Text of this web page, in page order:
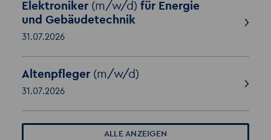
Elektroniker (m/w/d) für Energie
und Gebäudetechnik
31.07.2026
Altenpfleger (m/w/d)
31.07.2026
ALLE ANZEIGEN